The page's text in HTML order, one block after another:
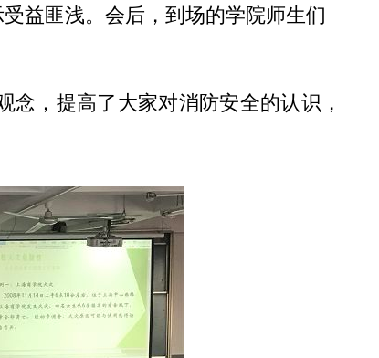
益匪浅。会后，到场的学院师生们
，提高了大家对消防安全的认识，